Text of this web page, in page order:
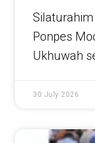
Ponpes
Ukhuwah
30 July 2026